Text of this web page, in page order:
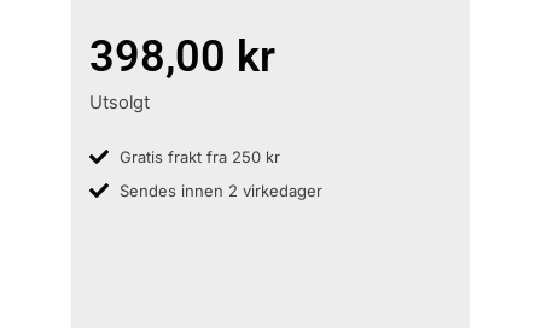
398,00 kr
Utsolgt
Gratis frakt fra 250 kr
Sendes innen 2 virkedager